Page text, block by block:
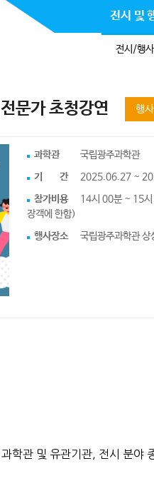
전시 및
전시/행
문가 초청강연 행사
과학관 국립광주과학관
기 간
2025.06.27 ~
참가비용
14시 00분 ~ 15
장객에 한함)
행사장소 국립광주과학관
학관 및 유관기관, 전시 분야